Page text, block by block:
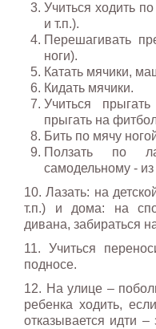
Учиться ходить
и т.п.).
Перешагивать
ноги).
Катать мячики,
Кидать мячики.
Учиться
прыгать на
Бить по мячу
Ползать по
самодельному - из
10. Лазать: на
т.п.) и дома: на
дивана, забираться
11. Учиться
подносе.
12. На улице –
ребенка ходить,
отказывается идти